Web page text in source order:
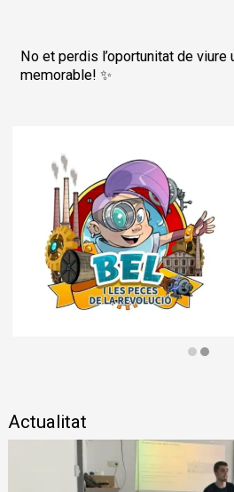
No et perdis l’oportunitat de
memorable! ✨
Actualitat